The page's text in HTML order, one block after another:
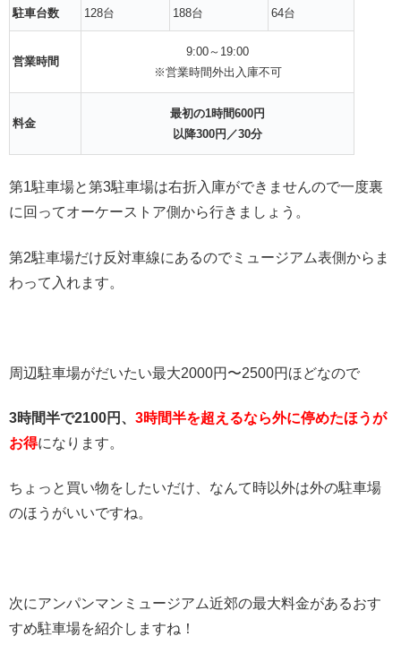
駐車台数 128台 188台 64台
営業時間
9:00～19:00
※営業時間外出入庫不可
料金
最初の1時間600円
以降300円／30分
第1駐車場と第3駐車場は右折入庫ができませんので一度裏
に回ってオーケーストア側から行きましょう。
第2駐車場だけ反対車線にあるのでミュージアム表側からま
わって入れます。
周辺駐車場がだいたい最大2000円〜2500円ほどなので
3時間半で2100円、 3時間半を超えるなら外に停めたほうが
お得になります。
ちょっと買い物をしたいだけ、なんて時以外は外の駐車場
のほうがいいですね。
次にアンパンマンミュージアム近郊の最大料金があるおす
すめ駐車場を紹介しますね！